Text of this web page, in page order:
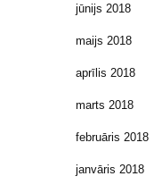
jūnijs 2018
maijs 2018
aprīlis 2018
marts 2018
februāris 2018
janvāris 2018